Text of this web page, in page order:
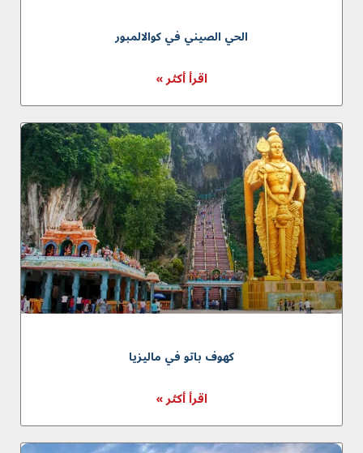
الحي الصيني في كوالالمبور
اقرأ أكثر »
كهوف باتو في ماليزيا
اقرأ أكثر »